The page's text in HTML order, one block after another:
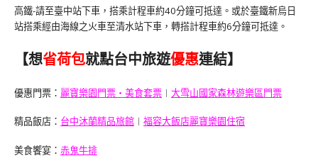
高鐵-請至臺中站下車，搭乘計程車約40分鐘可抵達。或於臺鐵新烏日
站搭乘經由海線之火車至清水站下車，轉搭計程車約6分鐘可抵達。
【想省荷包就點台中旅遊優惠連結】
優惠門票： 麗寶樂園門票・美食套票 ︱ 大雪山國家森林遊樂區門票
精品飯店： 台中沐蘭精品旅館 ︱ 福容大飯店麗寶樂園住宿
美食饗宴： 赤鬼牛排